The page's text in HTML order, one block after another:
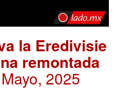
la Eredivisie
remontada
2025